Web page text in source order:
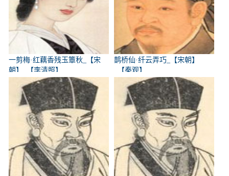
一剪梅·红藕香残玉簟秋_【宋
朝】_【李清照】
鹊桥仙·纤云弄巧_【宋朝】
_【秦观】